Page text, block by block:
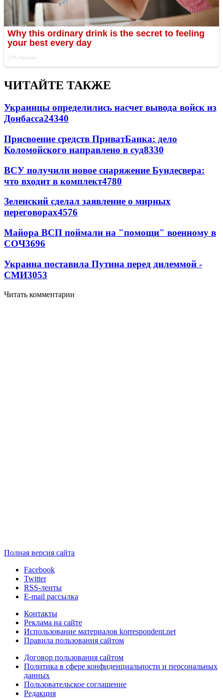
ЧИТАЙТЕ ТАКЖЕ
Украинцы определились насчет вывода войск из
Донбасса24340
Присвоение средств ПриватБанка: дело
Коломойского направлено в суд8330
ВСУ получили новое снаряжение Бундесвера:
что входит в комплект4780
Зеленский сделал заявление о мирных
переговорах4576
Майора ВСП поймали на "помощи" военному в
СОЧ3696
Украина поставила Путина перед дилеммой -
СМИ3053
Читать комментарии
Полная версия сайта
Facebook
Twitter
RSS-ленты
E-mail рассылка
Контакты
Реклама на сайте
Использование материалов korrespondent.net
Правила пользования сайтом
Договор пользования сайтом
Политика в сфере конфиденциальности и персональных
данных
Пользовательское соглашение
Редакция